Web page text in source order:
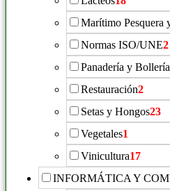
Marítimo Pesquera
Normas ISO/UNE2
Panadería y Bollería
Restauración2
Setas y Hongos23
Vegetales1
Vinicultura17
INFORMÁTICA Y